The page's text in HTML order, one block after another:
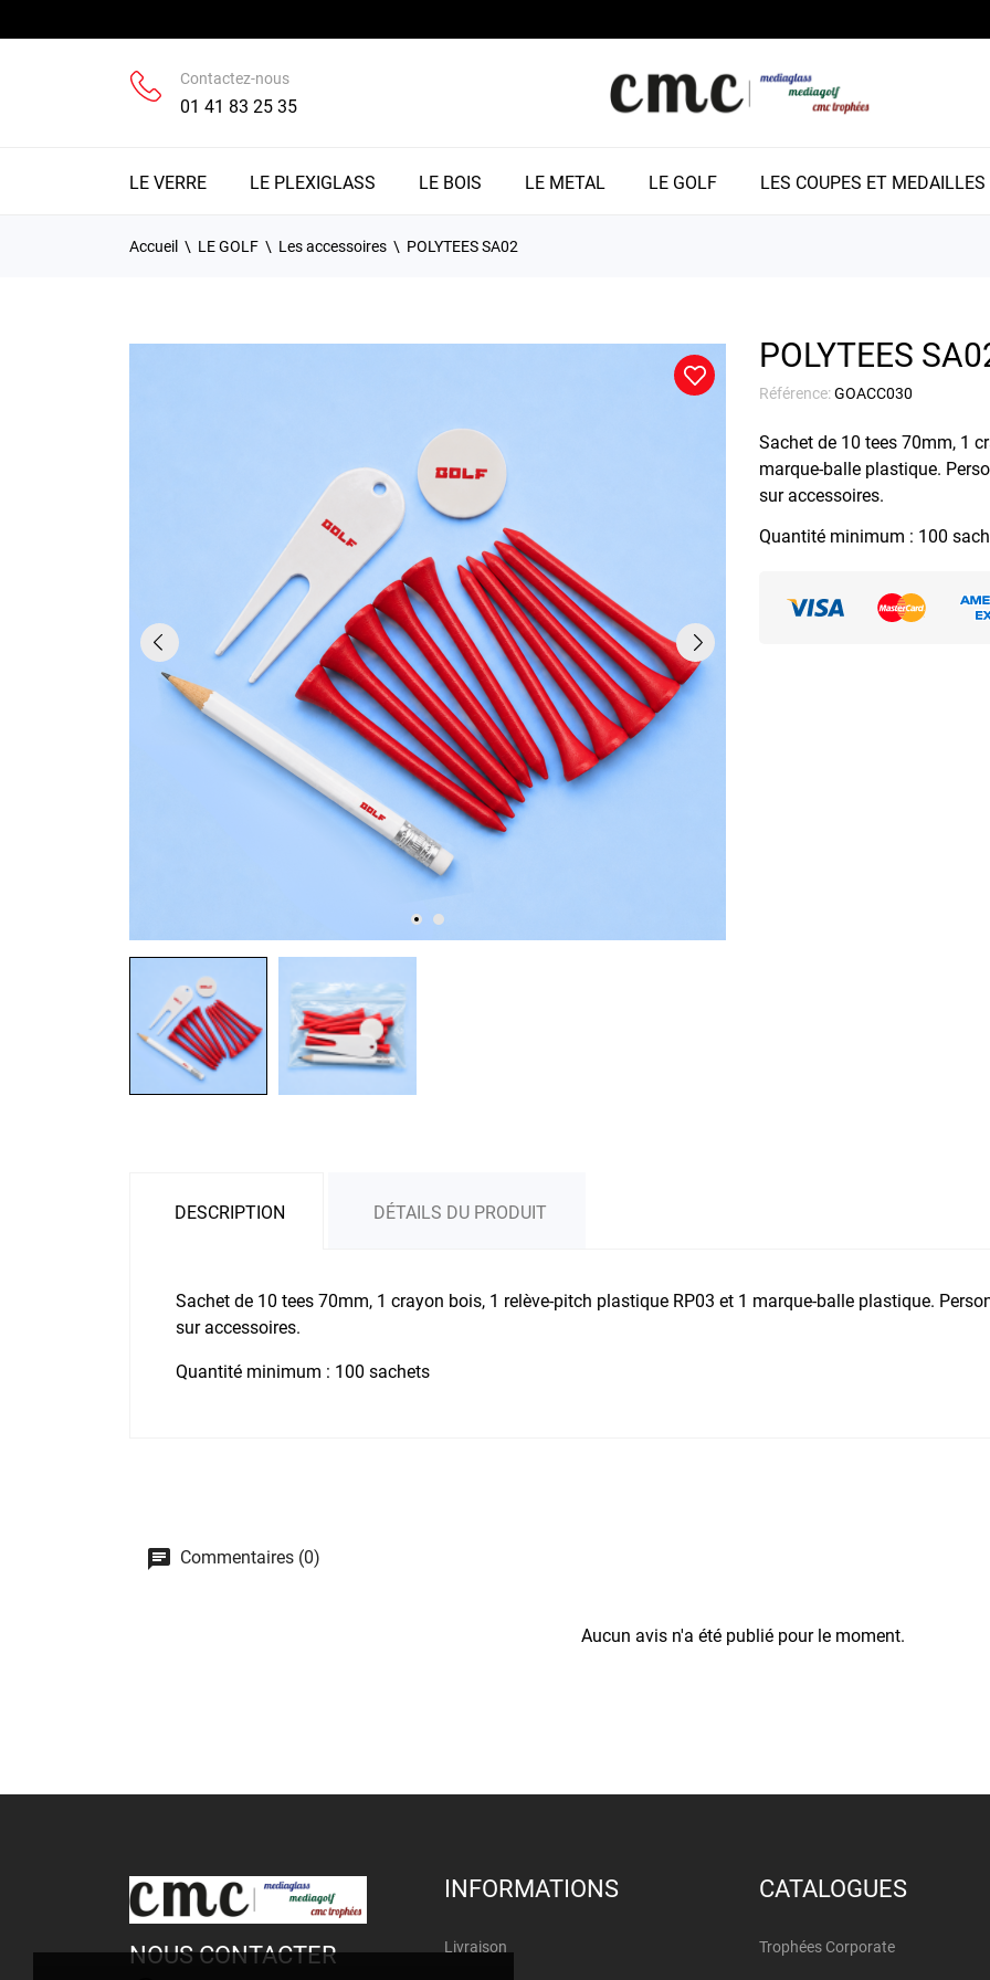
Contactez-nous
01 41 83 25 35
LE VERRE LE PLEXIGLASS LE BOIS LE METAL LE GOLF LES COUPES ET MEDAILLES
Accueil LE GOLF Les accessoires POLYTEES SA02
POLYTEES
Référence:GOACC030
Sachet de 10 tees 70mm, 1
marque-balle plastique.
sur accessoires.
Quantité minimum : 100
DESCRIPTION DÉTAILS DU PRODUIT
Sachet de 10 tees 70mm, 1 crayon bois, 1 relève-pitch plastique RP03 et 1 marque-balle plastique.
sur accessoires.
Quantité minimum : 100 sachets
Commentaires (0)
Aucun avis n'a été publié pour le moment.
NOUS CONTACTER
INFORMATIONS
Livraison
CATALOGUES
Trophées Corporate